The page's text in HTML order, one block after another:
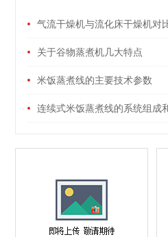
气流干燥机与流化床干燥机对
关于谷物蒸煮机几大特点
米饭蒸煮线的主要技术参数
连续式米饭蒸煮线的系统组成